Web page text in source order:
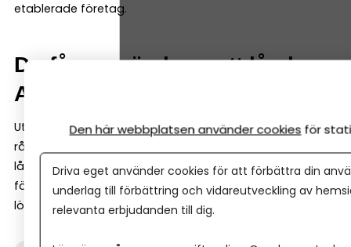
etablerade företag.
Du får mer än bara ett lån hos
Almi
Utöver finansiering får du dessutom en dialog och
rådgivning kring företagets ekonomi, prioriteringar och
långsiktiga utveckling, vilket kan ge dig bättre
förutsättningar att fatta beslut och utveckla ett mer
lönsamt och mer hållbart företag.
Den här webbplatsen använder cookies för
Driva eget använder cookies för att förbättra din
underlag till förbättring och vidareutveckling av
relevanta erbjudanden till dig.